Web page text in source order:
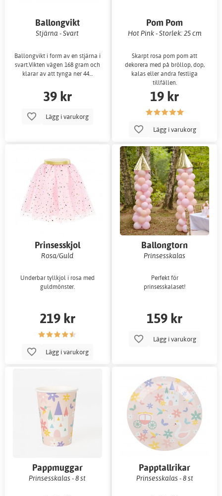
Ballongvikt
Stjärna - Svart
Ballongvikt i form av en stjärna i
svart.Vikten vägen 168 gram och
klarar av att tynga ner 44…
39 kr
Lägg i varukorg
Pom Pom
Hot Pink - Storlek: 25 cm
Skarpt rosa pom pom att
dekorera med på bröllop, dop,
kalas eller andra festliga
tillfällen.
19 kr
Lägg i varukorg
Prinsesskjol
Rosa/Guld
Underbar tyllkjol i rosa med
guldmönster.
219 kr
Lägg i varukorg
Ballongtorn
Prinsesskalas
Perfekt för
prinsesskalaset!
159 kr
Lägg i varukorg
Pappmuggar
Prinsesskalas - 8 st
Papptallrikar
Prinsesskalas - 8 st